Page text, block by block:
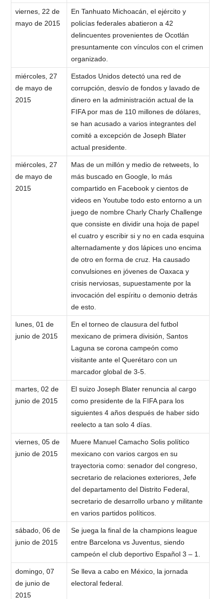
viernes, 22 de
mayo de 2015
En Tanhuato Michoacán, el ejército y
policías federales abatieron a 42
delincuentes provenientes de Ocotlán
presuntamente con vínculos con el crimen
organizado.
miércoles, 27
de mayo de
2015
Estados Unidos detectó una red de
corrupción, desvío de fondos y lavado de
dinero en la administración actual de la
FIFA por mas de 110 millones de dólares,
se han acusado a varios integrantes del
comité a excepción de Joseph Blater
actual presidente.
miércoles, 27
de mayo de
2015
Mas de un millón y medio de retweets, lo
más buscado en Google, lo más
compartido en Facebook y cientos de
videos en Youtube todo esto entorno a un
juego de nombre Charly Charly Challenge
que consiste en dividir una hoja de papel
el cuatro y escribir si y no en cada esquina
alternadamente y dos lápices uno encima
de otro en forma de cruz. Ha causado
convulsiones en jóvenes de Oaxaca y
crisis nerviosas, supuestamente por la
invocación del espíritu o demonio detrás
de esto.
lunes, 01 de
junio de 2015
En el torneo de clausura del futbol
mexicano de primera división, Santos
Laguna se corona campeón como
visitante ante el Querétaro con un
marcador global de 3-5.
martes, 02 de
junio de 2015
El suizo Joseph Blater renuncia al cargo
como presidente de la FIFA para los
siguientes 4 años después de haber sido
reelecto a tan solo 4 días.
viernes, 05 de
junio de 2015
Muere Manuel Camacho Solis político
mexicano con varios cargos en su
trayectoria como: senador del congreso,
secretario de relaciones exteriores, Jefe
del departamento del Distrito Federal,
secretario de desarrollo urbano y militante
en varios partidos políticos.
sábado, 06 de
junio de 2015
Se juega la final de la champions league
entre Barcelona vs Juventus, siendo
campeón el club deportivo Español 3 – 1.
domingo, 07
de junio de
2015
Se lleva a cabo en México, la jornada
electoral federal.